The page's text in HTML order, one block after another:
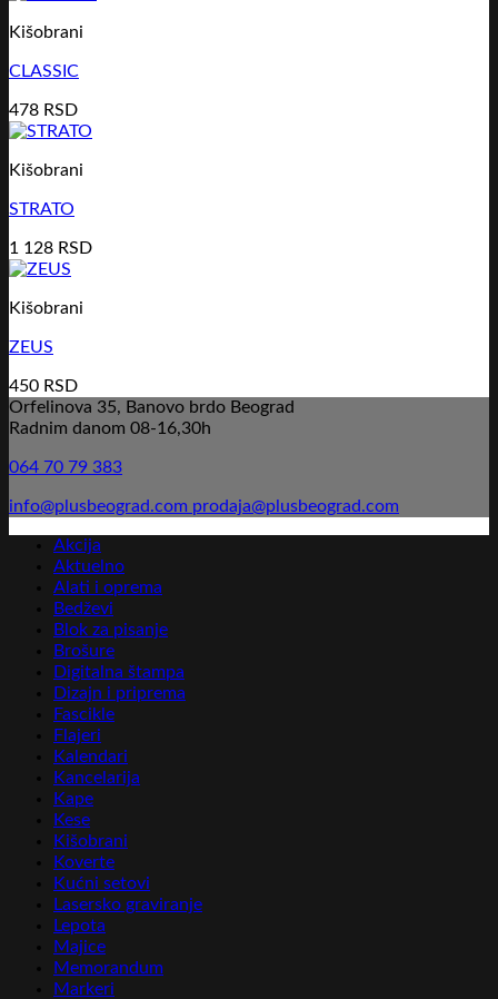
Kišobrani
CLASSIC
478 RSD
Kišobrani
STRATO
1 128 RSD
Kišobrani
ZEUS
450 RSD
Orfelinova 35, Banovo brdo Beograd
Radnim danom 08-16,30h
064 70 79 383
info@plusbeograd.com prodaja@plusbeograd.com
Akcija
Aktuelno
Alati i oprema
Bedževi
Blok za pisanje
Brošure
Digitalna štampa
Dizajn i priprema
Fascikle
Flajeri
Kalendari
Kancelarija
Kape
Kese
Kišobrani
Koverte
Kućni setovi
Lasersko graviranje
Lepota
Majice
Memorandum
Markeri